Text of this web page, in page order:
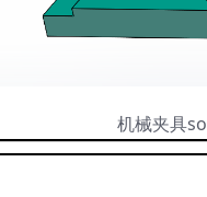
机械夹具